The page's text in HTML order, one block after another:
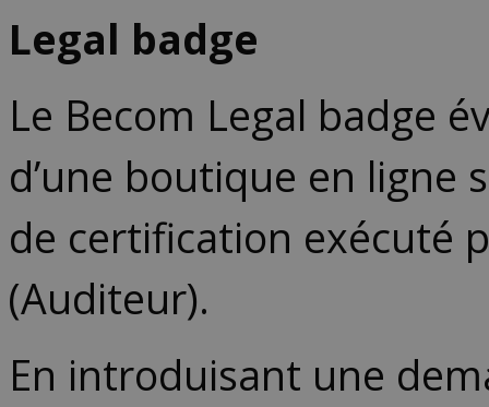
Legal badge
Le Becom Legal badge
d’une boutique en ligne
de certification exécuté
(Auditeur).
En introduisant une